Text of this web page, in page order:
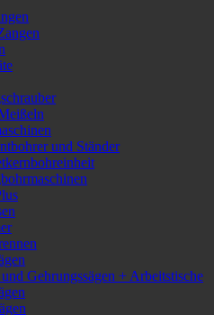
und Ständer
Gehrungssägen + Arbeitstische